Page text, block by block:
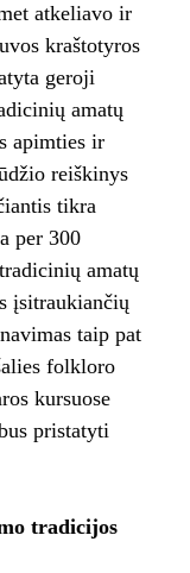
atkeliavo ir
kraštotyros
geroji
amatų
apimties ir
reiškinys
tikra
per 300
amatų
įsitraukiančių
taip pat
folkloro
kursuose
pristatyti
tradicijos